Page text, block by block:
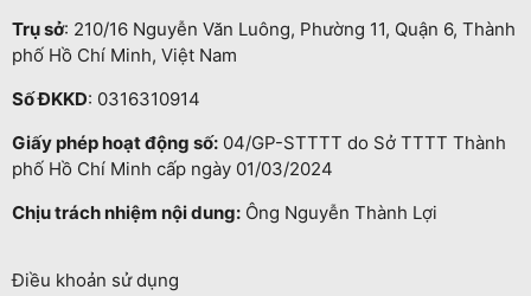
Trụ sở: 210/16 Nguyễn Văn Luông, Phường 11, Quận 6, Thành
phố Hồ Chí Minh, Việt Nam
Số ĐKKD: 0316310914
Giấy phép hoạt động số: 04/GP-STTTT do Sở TTTT Thành
phố Hồ Chí Minh cấp ngày 01/03/2024
Chịu trách nhiệm nội dung: Ông Nguyễn Thành Lợi
Điều khoản sử dụng